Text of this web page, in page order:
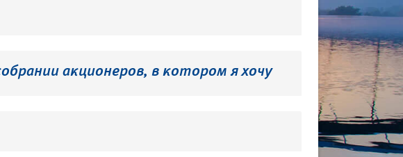
акционеров, в котором я хочу